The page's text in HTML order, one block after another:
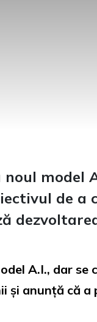
model
de a
A.I., dar
și anunță că